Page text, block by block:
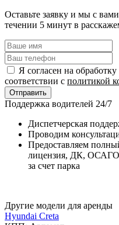
Оставьте заявку и мы с
течении 5 минут в
Я согласен на
соответствии с политикой
Отправить
Поддержка водителей 24/7
Диспетчерская
Проводим
Предоставляем
лицензия, ДК,
за счет парка
Другие модели для аренды
Hyundai Creta